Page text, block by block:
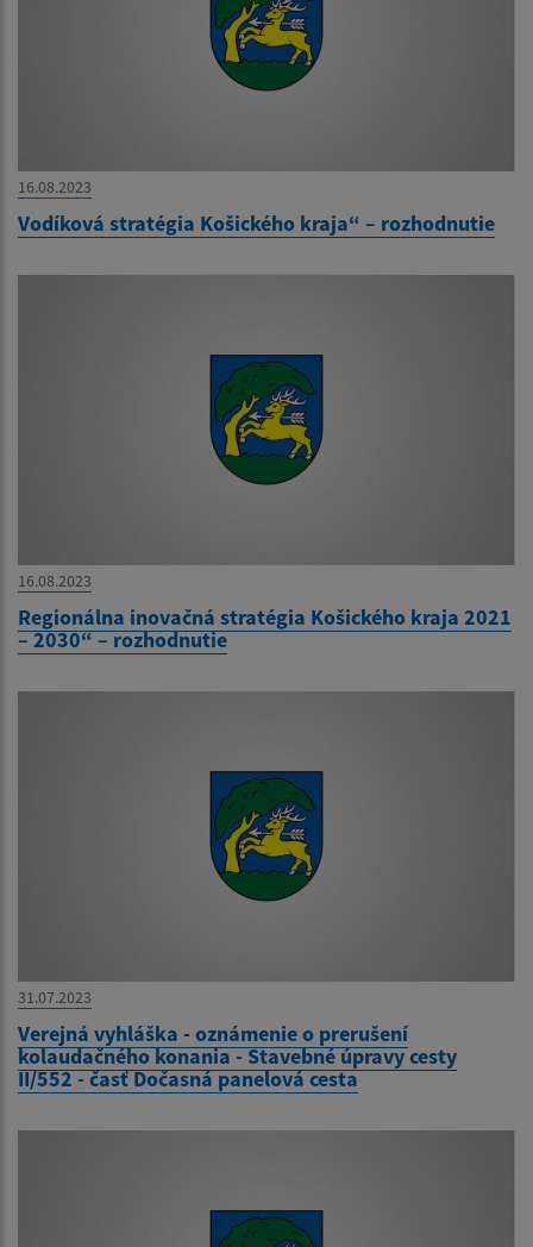
16.08.2023
Vodíková stratégia Košického kraja“ – rozhodnutie
16.08.2023
Regionálna inovačná stratégia Košického kraja 2021
– 2030“ – rozhodnutie
31.07.2023
Verejná vyhláška - oznámenie o prerušení
kolaudačného konania - Stavebné úpravy cesty
II/552 - časť Dočasná panelová cesta